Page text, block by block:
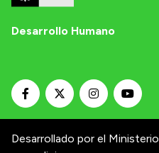
Desarrollo Humano
Desarrollado por el